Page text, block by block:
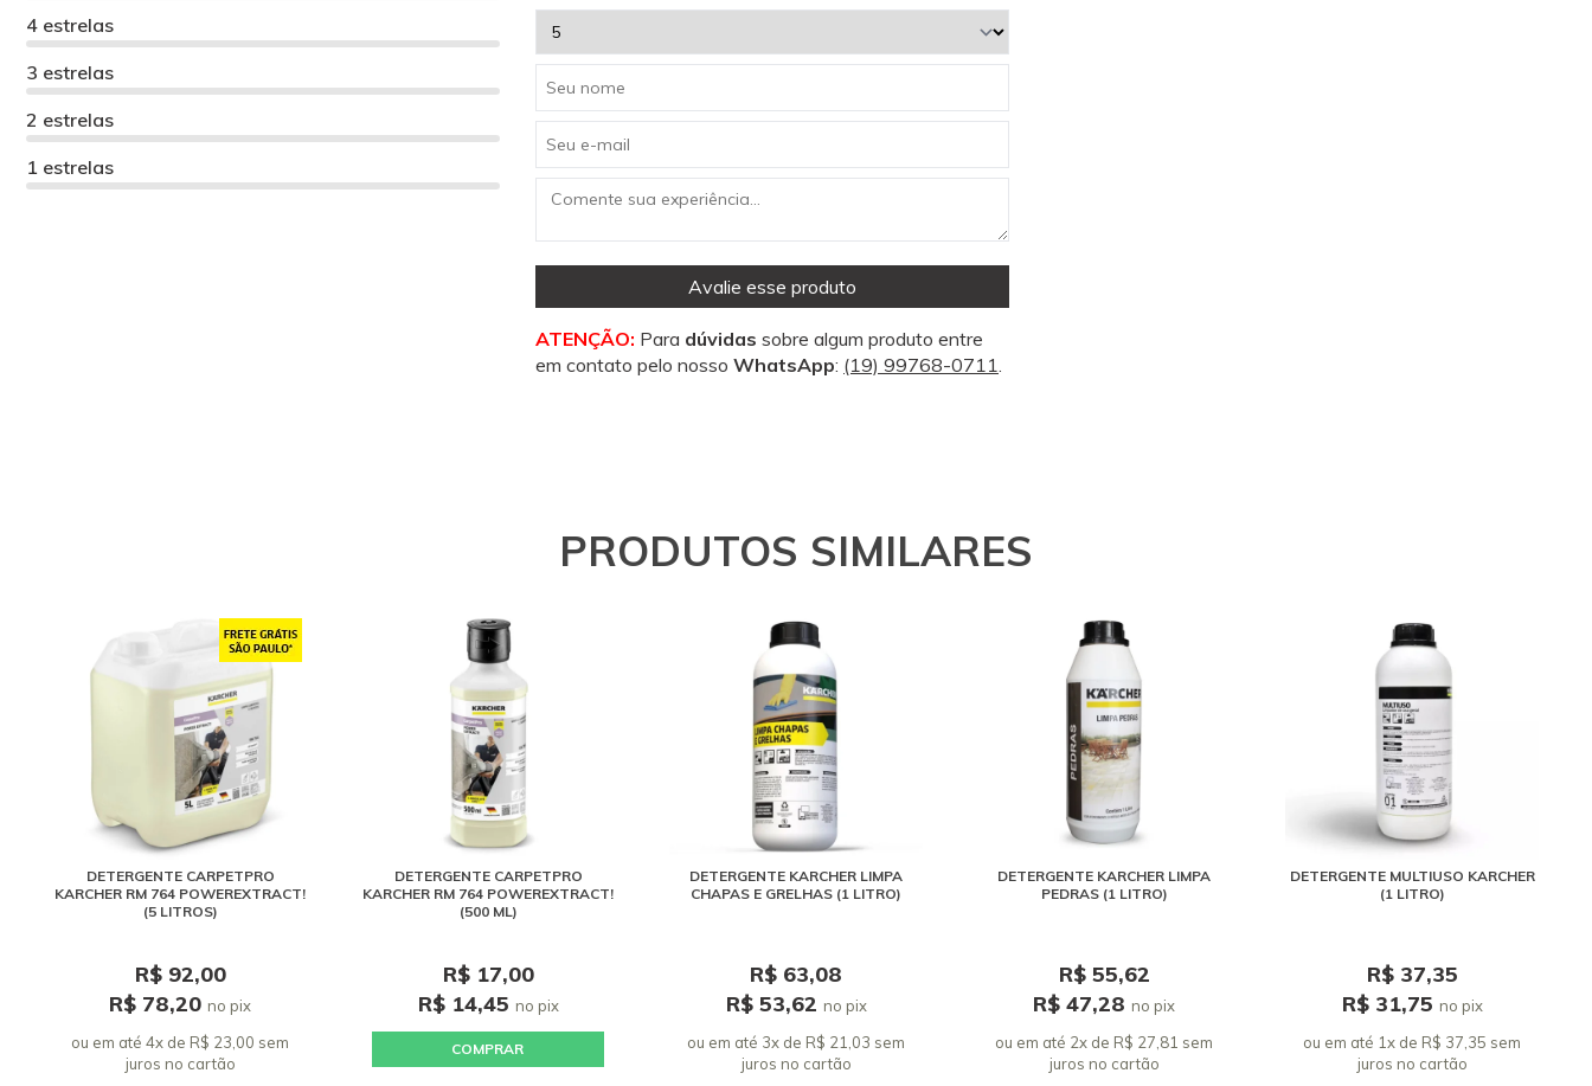
4 estrelas
3 estrelas
2 estrelas
1 estrelas
Avalie esse produto
ATENÇÃO: Para dúvidas sobre algum produto entre
em contato pelo nosso WhatsApp: (19) 99768-0711.
PRODUTOS SIMILARES
DETERGENTE CARPETPRO
KARCHER RM 764 POWEREXTRACT!
(5 LITROS)
R$ 92,00
R$ 78,20 no pix
ou em até 4x de R$ 23,00 sem
juros no cartão
DETERGENTE CARPETPRO
KARCHER RM 764 POWEREXTRACT!
(500 ML)
R$ 17,00
R$ 14,45 no pix
COMPRAR
DETERGENTE KARCHER LIMPA
CHAPAS E GRELHAS (1 LITRO)
R$ 63,08
R$ 53,62 no pix
ou em até 3x de R$ 21,03 sem
juros no cartão
DETERGENTE KARCHER LIMPA
PEDRAS (1 LITRO)
R$ 55,62
R$ 47,28 no pix
ou em até 2x de R$ 27,81 sem
juros no cartão
DETERGENTE MULTIUSO KARCHER
(1 LITRO)
R$ 37,35
R$ 31,75 no pix
ou em até 1x de R$ 37,35 sem
juros no cartão